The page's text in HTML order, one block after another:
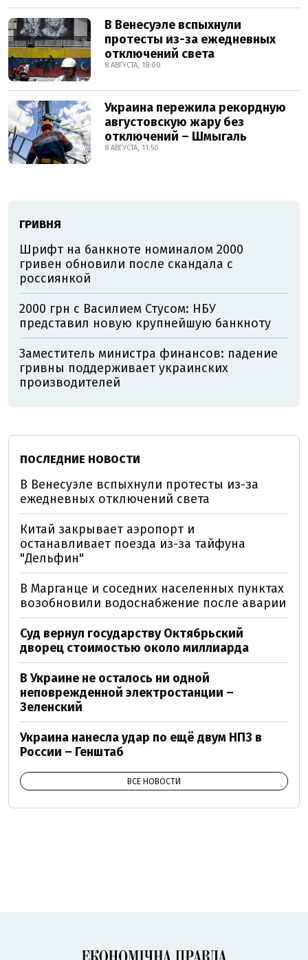
В Венесуэле вспыхнули
протесты из-за ежедневных
отключений света
8 АВГУСТА, 18:00
Украина пережила рекордную
августовскую жару без
отключений – Шмыгаль
8 АВГУСТА, 11:50
ГРИВНЯ
Шрифт на банкноте номиналом 2000
гривен обновили после скандала с
россиянкой
2000 грн с Василием Стусом: НБУ
представил новую крупнейшую банкноту
Заместитель министра финансов: падение
гривны поддерживает украинских
производителей
ПОСЛЕДНИЕ НОВОСТИ
В Венесуэле вспыхнули протесты из-за
ежедневных отключений света
Китай закрывает аэропорт и
останавливает поезда из-за тайфуна
"Дельфин"
В Марганце и соседних населенных пунктах
возобновили водоснабжение после аварии
Суд вернул государству Октябрьский
дворец стоимостью около миллиарда
В Украине не осталось ни одной
неповрежденной электростанции –
Зеленский
Украина нанесла удар по ещё двум НПЗ в
России – Генштаб
ВСЕ НОВОСТИ